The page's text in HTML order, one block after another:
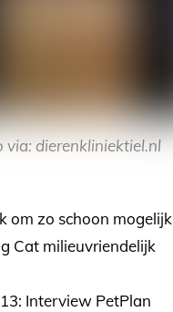
via: dierenkliniektiel.nl
om zo schoon
Cat milieuvriendelijk
Interview PetPlan